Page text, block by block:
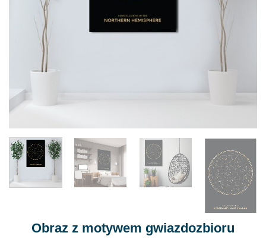
Obraz z motywem gwiazdozbioru